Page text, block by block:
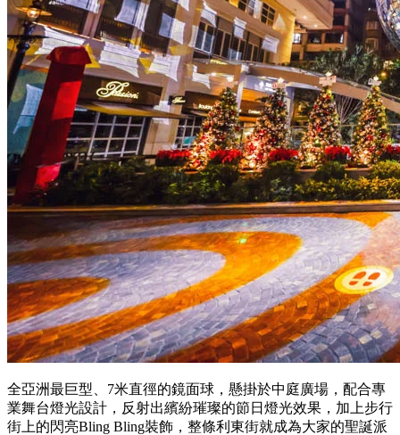
全亞洲最巨型、7米直徑的鏡面球，懸掛於中庭廣場，配合專
業舞台燈光設計，反射出繽紛璀璨的節日燈光效果，加上步行
街上的閃亮Bling Bling裝飾，整條利東街就成為大家的聖誕派